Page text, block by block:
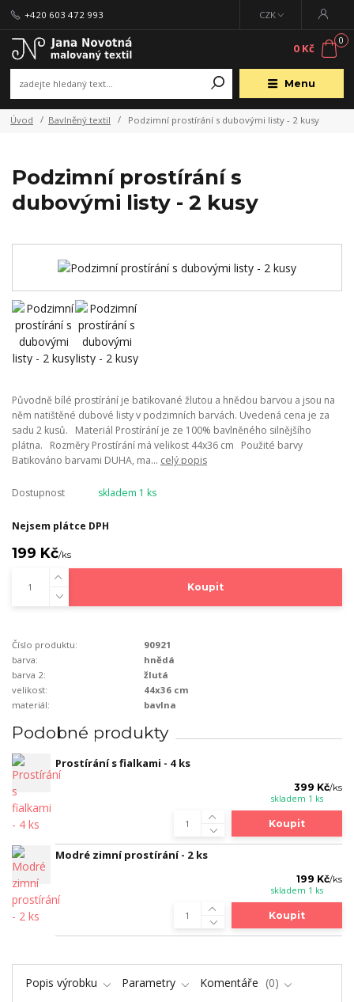
Menu
CZK
+420 603 472 993
0
0 Kč
Úvod Bavlněný textil Podzimní prostírání s dubovými listy - 2 kusy
Podzimní prostírání s
dubovými listy - 2 kusy
Původně bílé prostírání je batikované žlutou a hnědou barvou a jsou na
něm natištěné dubové listy v podzimních barvách. Uvedená cena je za
sadu 2 kusů. Materiál Prostírání je ze 100% bavlněného silnějšího
plátna. Rozměry Prostírání má velikost 44x36 cm Použité barvy
Batikováno barvami DUHA, ma... celý popis
Dostupnost skladem 1 ks
Nejsem plátce DPH
199 Kč/ks
Koupit
Číslo produktu:
90921
barva:
hnědá
barva 2:
žlutá
velikost:
44x36 cm
materiál:
bavlna
Podobné produkty
Prostírání s fialkami - 4 ks
399 Kč/ks
skladem 1 ks
Koupit
Modré zimní prostírání - 2 ks
199 Kč/ks
skladem 1 ks
Koupit
Popis výrobku Parametry Komentáře 0